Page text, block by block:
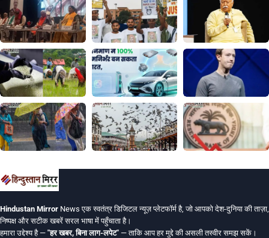
Hindustan Mirror News एक स्वतंत्र डिजिटल न्यूज़ प्लेटफॉर्म है, जो आपको देश-दुनिया की ताज़ा,
निष्पक्ष और सटीक खबरें सरल भाषा में पहुँचाता है।
हमारा उद्देश्य है — "हर खबर, बिना लाग-लपेट" — ताकि आप हर मुद्दे की असली तस्वीर समझ सकें।